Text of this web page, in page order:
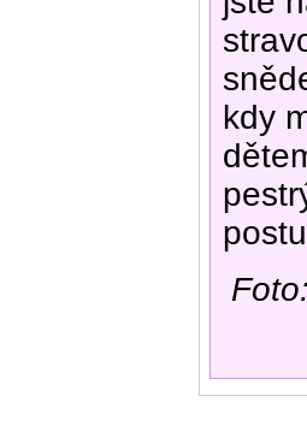
kdy